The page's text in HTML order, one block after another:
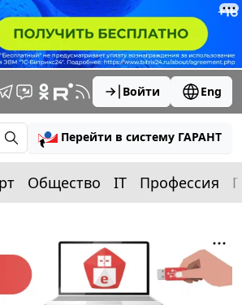
Войти Eng
Перейти в систему ГАРАНТ
Общество IT Профессия